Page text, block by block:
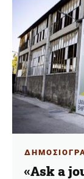
«Ask a